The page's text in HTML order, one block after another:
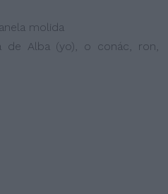
molida
(yo), o conác, ron,